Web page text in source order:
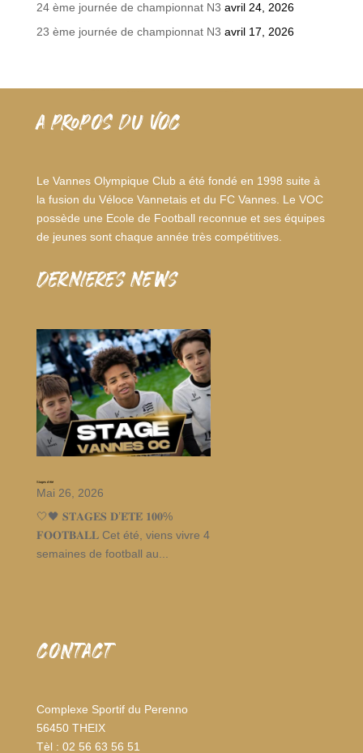
24 ème journée de championnat N3 avril 24, 2026
23 ème journée de championnat N3 avril 17, 2026
A PROPOS DU VOC
Le Vannes Olympique Club a été fondé en 1998 suite à
la fusion du Véloce Vannetais et du FC Vannes. Le VOC
possède une Ecole de Football reconnue et ses équipes
de jeunes sont chaque année très compétitives.
dernieres news
Stages d’été
Mai 26, 2026
🤍🖤 𝐒𝐓𝐀𝐆𝐄𝐒 𝐃’𝐄́𝐓𝐄́ 𝟏𝟎𝟎%
𝐅𝐎𝐎𝐓𝐁𝐀𝐋𝐋 Cet été, viens vivre 4
semaines de football au...
CONTACT
Complexe Sportif du Perenno
56450 THEIX
Tèl : 02 56 63 56 51